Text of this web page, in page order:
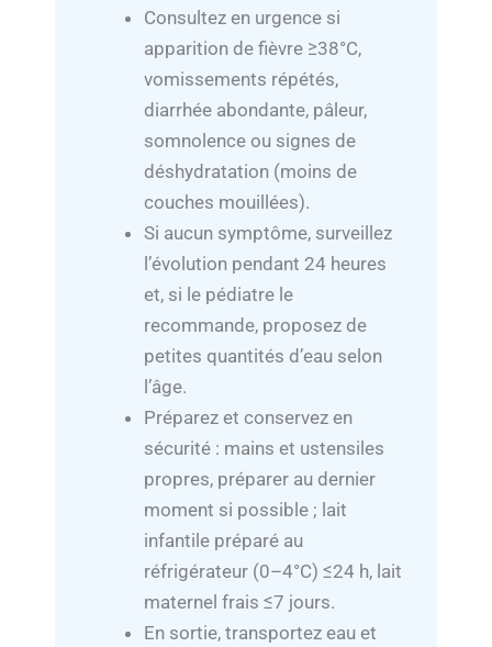
Consultez en urgence si
apparition de fièvre ≥38°C,
vomissements répétés,
diarrhée abondante, pâleur,
somnolence ou signes de
déshydratation (moins de
couches mouillées).
Si aucun symptôme, surveillez
l’évolution pendant 24 heures
et, si le pédiatre le
recommande, proposez de
petites quantités d’eau selon
l’âge.
Préparez et conservez en
sécurité : mains et ustensiles
propres, préparer au dernier
moment si possible ; lait
infantile préparé au
réfrigérateur (0–4°C) ≤24 h, lait
maternel frais ≤7 jours.
En sortie, transportez eau et